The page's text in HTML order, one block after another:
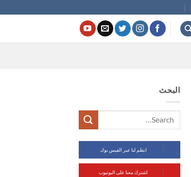
البحث
انظم لنا عبر الفيس بوك
اشترك معنا على اليوتيوب